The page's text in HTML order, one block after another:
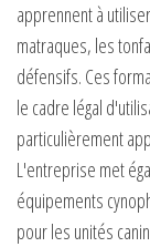
apprennent à
matraques, les
défensifs. Ces
le cadre légal
particulièrement
L'entreprise met
équipements
pour les unités